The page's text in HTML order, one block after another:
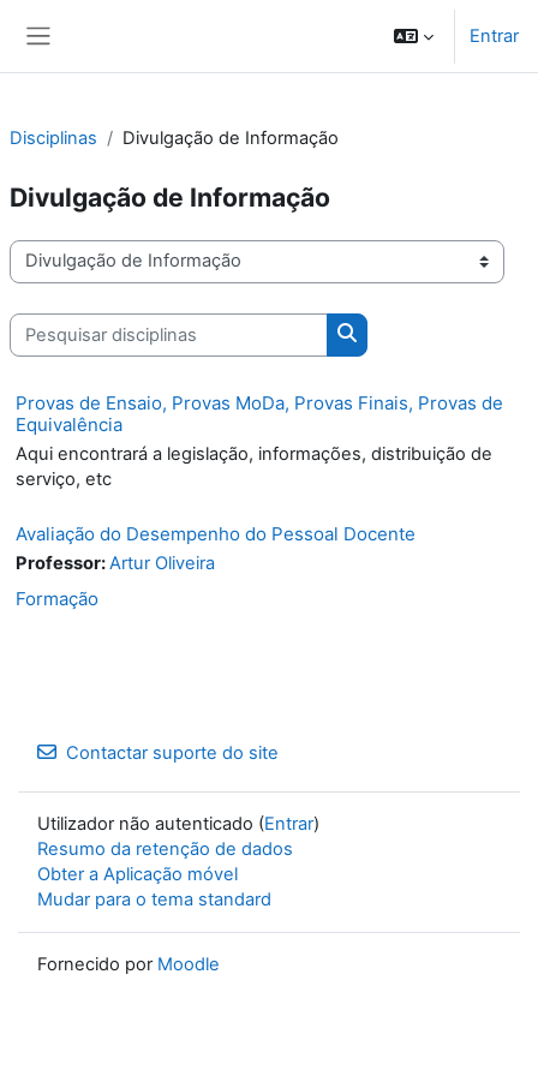
Entrar
Disciplinas Divulgação de Informação
Divulgação de Informação
Categorias de disciplinas
Pesquisar disciplinas
Pesquisar disciplinas
Provas de Ensaio, Provas MoDa, Provas Finais, Provas de
Equivalência
Aqui encontrará a legislação, informações, distribuição de
serviço, etc
Avaliação do Desempenho do Pessoal Docente
Professor:Artur Oliveira
Formação
Contactar suporte do site
Utilizador não autenticado (Entrar)
Resumo da retenção de dados
Obter a Aplicação móvel
Mudar para o tema standard
Fornecido por Moodle